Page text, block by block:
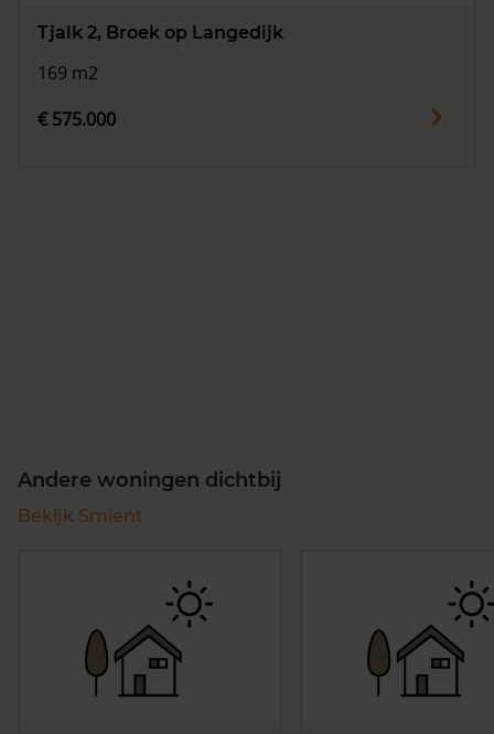
Tjalk 2, Broek op Langedijk
169 m2
€ 575.000
Andere woningen dichtbij
Bekijk Smient